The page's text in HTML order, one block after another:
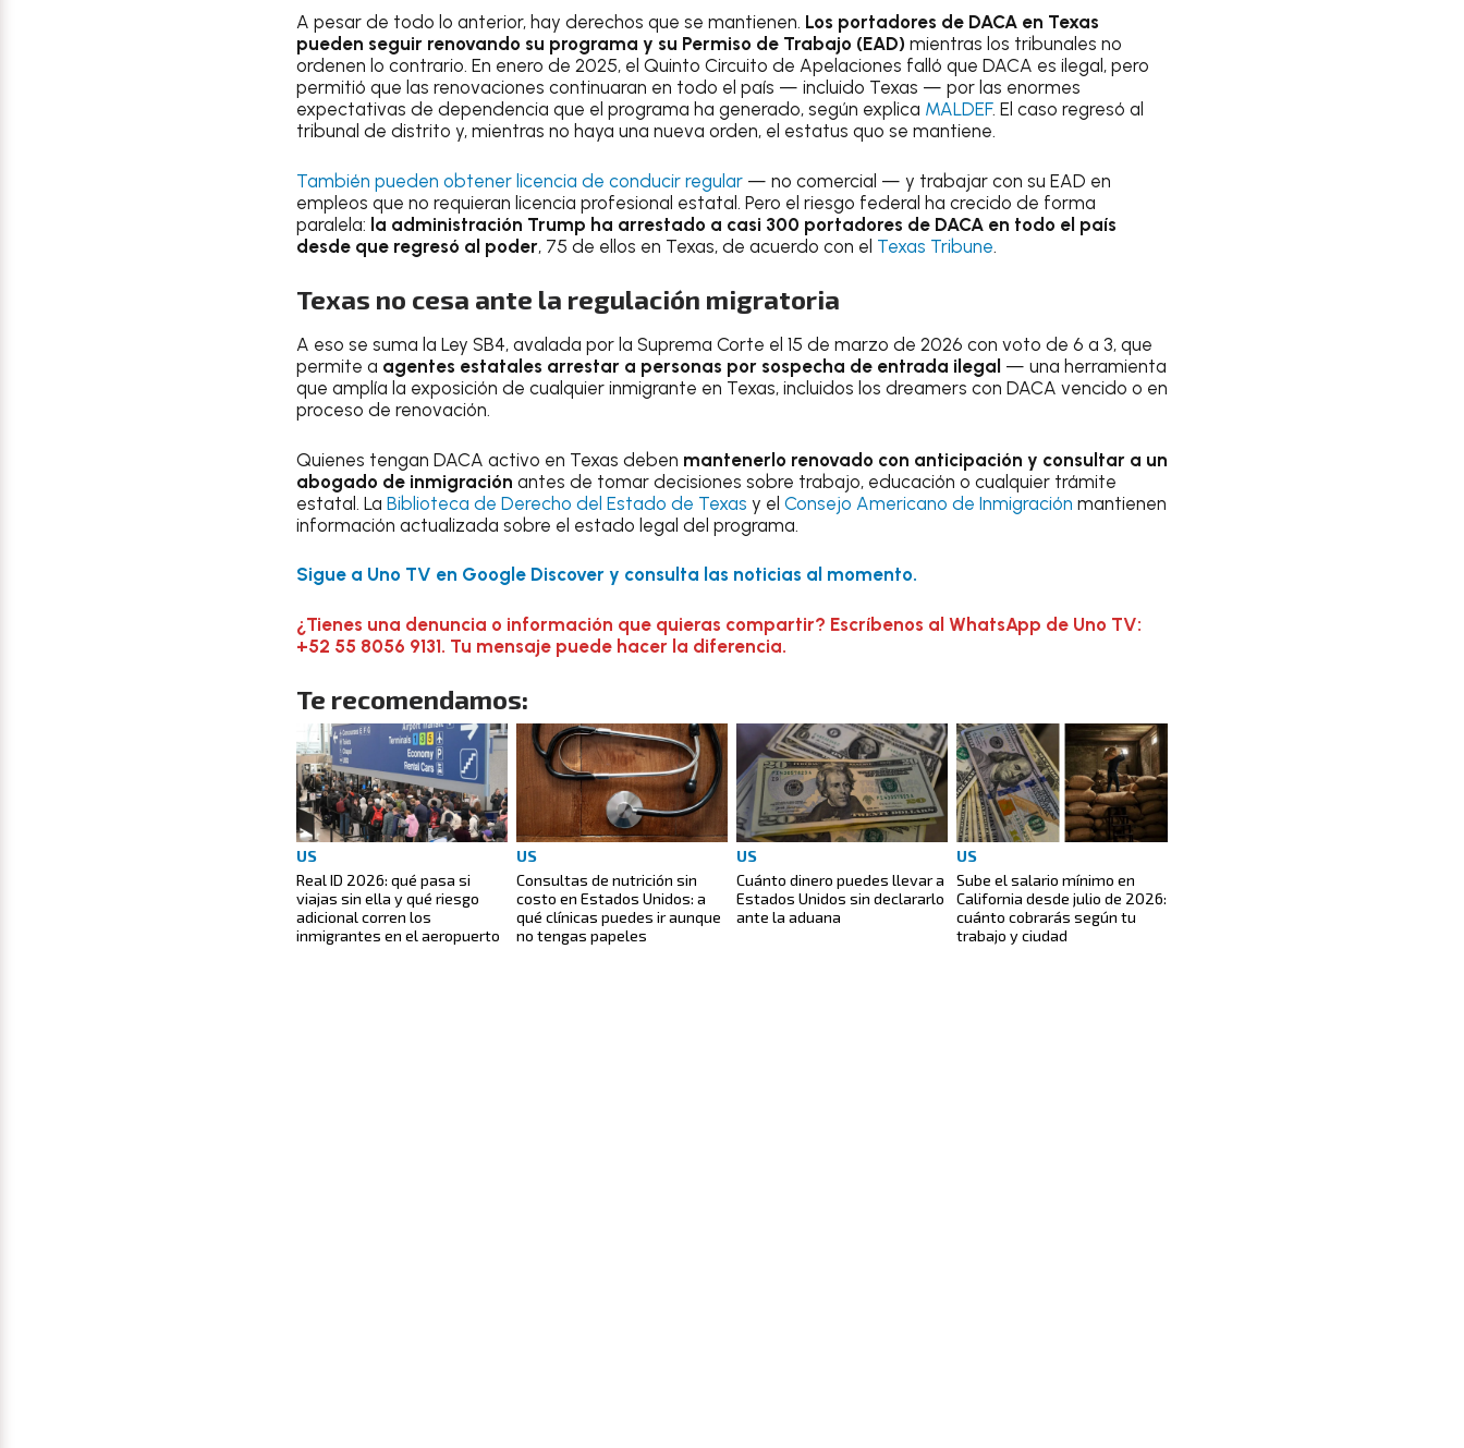
A pesar de todo lo anterior, hay derechos que se mantienen. Los portadores de DACA en Texas
pueden seguir renovando su programa y su Permiso de Trabajo (EAD) mientras los tribunales no
ordenen lo contrario. En enero de 2025, el Quinto Circuito de Apelaciones falló que DACA es ilegal, pero
permitió que las renovaciones continuaran en todo el país — incluido Texas — por las enormes
expectativas de dependencia que el programa ha generado, según explica MALDEF. El caso regresó al
tribunal de distrito y, mientras no haya una nueva orden, el estatus quo se mantiene.
También pueden obtener licencia de conducir regular — no comercial — y trabajar con su EAD en
empleos que no requieran licencia profesional estatal. Pero el riesgo federal ha crecido de forma
paralela: la administración Trump ha arrestado a casi 300 portadores de DACA en todo el país
desde que regresó al poder, 75 de ellos en Texas, de acuerdo con el Texas Tribune.
Texas no cesa ante la regulación migratoria
A eso se suma la Ley SB4, avalada por la Suprema Corte el 15 de marzo de 2026 con voto de 6 a 3, que
permite a agentes estatales arrestar a personas por sospecha de entrada ilegal — una herramienta
que amplía la exposición de cualquier inmigrante en Texas, incluidos los dreamers con DACA vencido o en
proceso de renovación.
Quienes tengan DACA activo en Texas deben mantenerlo renovado con anticipación y consultar a un
abogado de inmigración antes de tomar decisiones sobre trabajo, educación o cualquier trámite
estatal. La Biblioteca de Derecho del Estado de Texas y el Consejo Americano de Inmigración mantienen
información actualizada sobre el estado legal del programa.
Sigue a Uno TV en Google Discover y consulta las noticias al momento.
¿Tienes una denuncia o información que quieras compartir? Escríbenos al WhatsApp de Uno TV:
+52 55 8056 9131. Tu mensaje puede hacer la diferencia.
Te recomendamos:
US
Real ID 2026: qué pasa si
viajas sin ella y qué riesgo
adicional corren los
inmigrantes en el aeropuerto
US
Consultas de nutrición sin
costo en Estados Unidos: a
qué clínicas puedes ir aunque
no tengas papeles
US
Cuánto dinero puedes llevar a
Estados Unidos sin declararlo
ante la aduana
US
Sube el salario mínimo en
California desde julio de 2026:
cuánto cobrarás según tu
trabajo y ciudad